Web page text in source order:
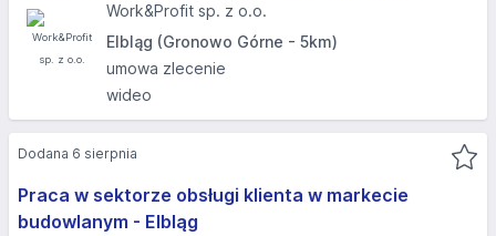
Work&Profit sp. z o.o.
Elbląg (Gronowo Górne - 5km)
umowa zlecenie
wideo
Praca w sektorze obsługi klienta w markecie
budowlanym - Elbląg​
Dodana 6 sierpnia